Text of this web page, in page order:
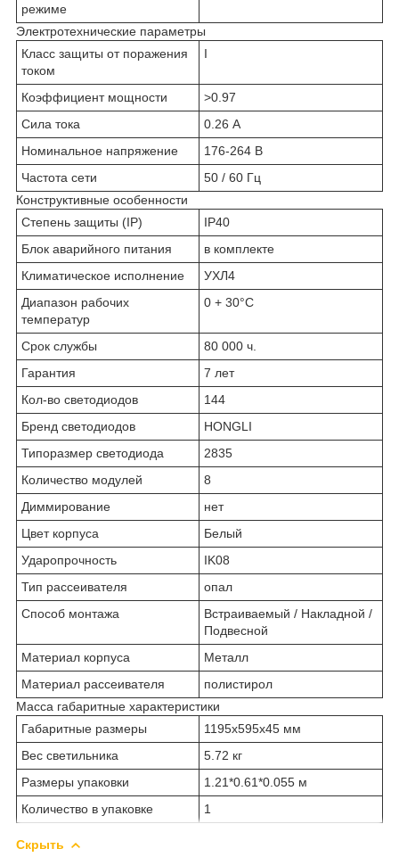
режиме
Электротехнические параметры
Класс защиты от поражения
током
I
Коэффициент мощности
>0.97
Сила тока
0.26 А
Номинальное напряжение
176-264 В
Частота сети
50 / 60 Гц
Конструктивные особенности
Степень защиты (IP)
IP40
Блок аварийного питания
в комплекте
Климатическое исполнение
УХЛ4
Диапазон рабочих
температур
0 + 30°C
Срок службы
80 000 ч.
Гарантия
7 лет
Кол-во светодиодов
144
Бренд светодиодов
HONGLI
Типоразмер светодиода
2835
Количество модулей
8
Диммирование
нет
Цвет корпуса
Белый
Ударопрочность
IK08
Тип рассеивателя
опал
Способ монтажа
Встраиваемый / Накладной /
Подвесной
Материал корпуса
Металл
Материал рассеивателя
полистирол
Масса габаритные характеристики
Габаритные размеры
1195х595х45 мм
Вес светильника
5.72 кг
Размеры упаковки
1.21*0.61*0.055 м
Количество в упаковке
1
Скрыть